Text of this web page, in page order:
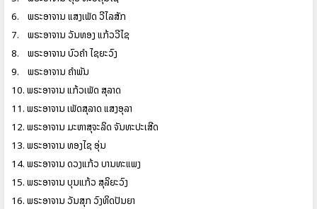
6. ພຣະອາຈານແສງເພັດວີໄລສັກ
7. ພຣະອາຈານວັນທອງແກ້ວວີໄຊ
8. ພຣະອາຈານບົວຄໍາໄຊຍະວົງ
9. ພຣະອາຈານຄໍາພັນ
10.ພຣະອາຈານແກ້ວເພັດສຸລາດ
11.ພຣະອາຈານເພັດສຸລາດແສງອຸລາ
12.ພຣະອາຈານມະຫາສຸຈະລິດຈັນທະປະເສີດ
13.ພຣະອາຈານທອງໄຊອຸ່ນ
14.ພຣະອາຈານດວງແກ້ວບານທະແພງ
15.ພຣະອາຈານບຸນແກ້ວສຸລິຍະວົງ
16.ພຣະອາຈານວັນສຸກວົງທິດປັນຍາ